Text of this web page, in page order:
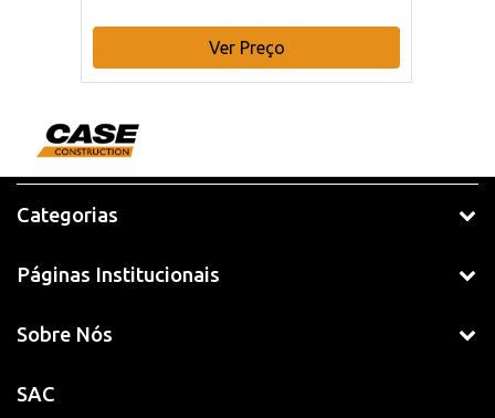
Ver Preço
Categorias
Páginas Institucionais
Sobre Nós
SAC